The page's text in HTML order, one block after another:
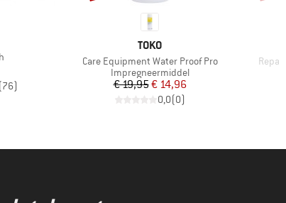
(76)
MERK
TOKO
Artikel
Care Equipment Water Proof Pro
Productgroep
Impregneermiddel
Prijs
€ 19,95Verlaagde prijs
€ 14,96
0,0(0)
Artikel